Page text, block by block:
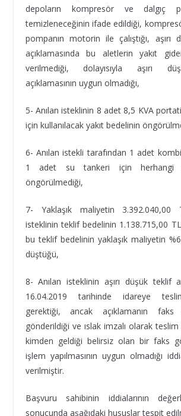
depoların kompresör ve dalgıç
temizleneceğinin ifade edildiği,
pompanın motorin ile çalıştığı, aşırı
açıklamasında bu aletlerin yakıt
verilmediği, dolayısıyla aşırı
açıklamasının uygun olmadığı,
5- Anılan isteklinin 8 adet 8,5 KVA
için kullanılacak yakıt bedelinin
6- Anılan istekli tarafından 1 adet
1 adet su tankeri için herhangi
öngörülmediği,
7- Yaklaşık maliyetin 3.392.040,00
isteklinin teklif bedelinin 1.138.715,00
bu teklif bedelinin yaklaşık maliyetin
düştüğü,
8- Anılan isteklinin aşırı düşük teklif
16.04.2019 tarihinde idareye
gerektiği, ancak açıklamanın faks
gönderildiği ve ıslak imzalı olarak
kimden geldiği belirsiz olan bir faks
işlem yapılmasının uygun olmadığı
verilmiştir.
Başvuru sahibinin iddialarının
sonucunda aşağıdaki hususlar tespit